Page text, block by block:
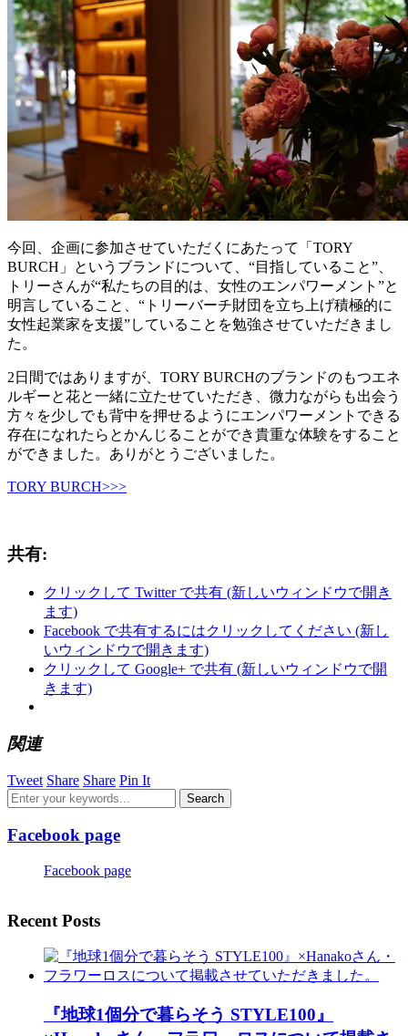
今回、企画に参加させていただくにあたって「TORY
BURCH」というブランドについて、“目指していること”、
トリーさんが“私たちの目的は、女性のエンパワーメント”と
明言していること、“トリーバーチ財団を立ち上げ積極的に
女性起業家を支援”していることを勉強させていただきまし
た。
2日間ではありますが、TORY BURCHのブランドのもつエネ
ルギーと花と一緒に立たせていただき、微力ながらも出会う
方々を少しでも背中を押せるようにエンパワーメントできる
存在になれたらとかんじることができ貴重な体験をすること
ができました。ありがとうございました。
TORY BURCH>>>
共有:
クリックして Twitter で共有 (新しいウィンドウで開き
ます)
Facebook で共有するにはクリックしてください (新し
いウィンドウで開きます)
クリックして Google+ で共有 (新しいウィンドウで開
きます)
関連
Tweet Share Share Pin It
Facebook page
Facebook page
Recent Posts
『地球1個分で暮らそう STYLE100』